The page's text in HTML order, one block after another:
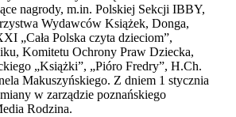
nagrody, m.in. Polskiej Sekcji IBBY,
Wydawców Książek, Donga,
„Cała Polska czyta dzieciom”,
Komitetu Ochrony Praw Dziecka,
„Książki”, „Pióro Fredry”, H.Ch.
Makuszyńskiego. Z dniem 1 stycznia
w zarządzie poznańskiego
Rodzina.